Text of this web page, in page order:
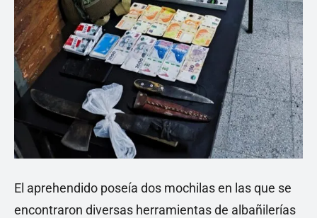
El aprehendido poseía dos mochilas en las que se
encontraron diversas herramientas de albañilerías